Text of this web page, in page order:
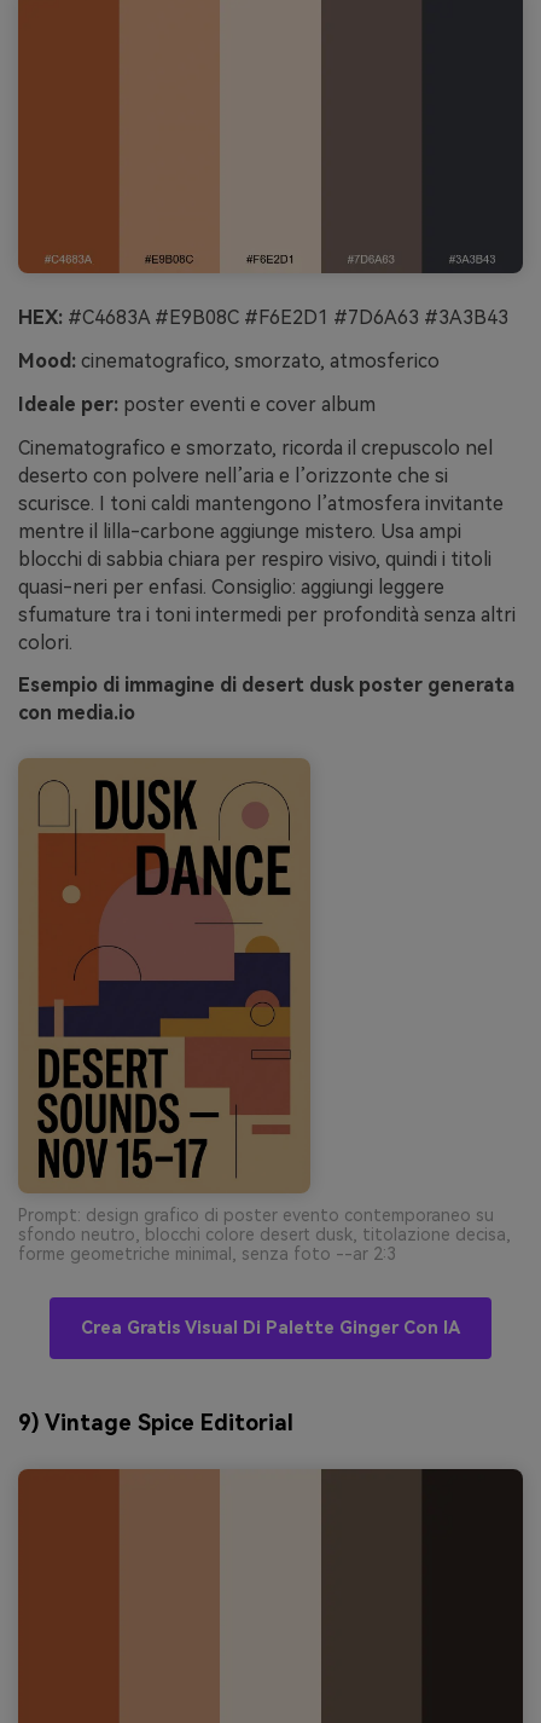
HEX: #C4683A #E9B08C #F6E2D1 #7D6A63 #3A3B43
Mood: cinematografico, smorzato, atmosferico
Ideale per: poster eventi e cover album
Cinematografico e smorzato, ricorda il crepuscolo nel
deserto con polvere nell’aria e l’orizzonte che si
scurisce. I toni caldi mantengono l’atmosfera invitante
mentre il lilla-carbone aggiunge mistero. Usa ampi
blocchi di sabbia chiara per respiro visivo, quindi i titoli
quasi-neri per enfasi. Consiglio: aggiungi leggere
sfumature tra i toni intermedi per profondità senza altri
colori.
Esempio di immagine di desert dusk poster generata
con media.io
Prompt: design grafico di poster evento contemporaneo su
sfondo neutro, blocchi colore desert dusk, titolazione decisa,
forme geometriche minimal, senza foto --ar 2:3
Crea Gratis Visual Di Palette Ginger Con IA
9) Vintage Spice Editorial